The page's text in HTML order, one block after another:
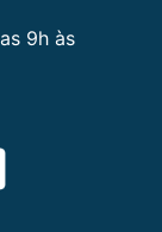
9h às